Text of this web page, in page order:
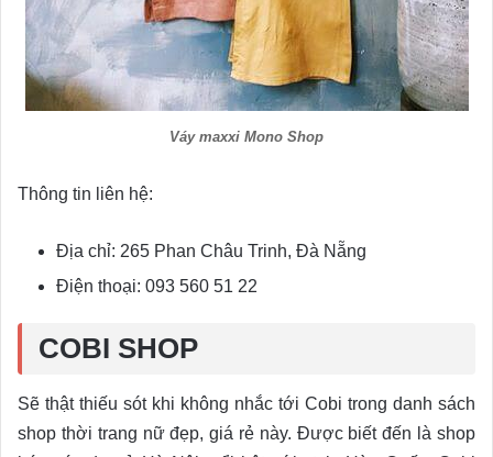
Váy maxxi Mono Shop
Thông tin liên hệ:
Địa chỉ: 265 Phan Châu Trinh, Đà Nẵng
Điện thoại: 093 560 51 22
COBI SHOP
Sẽ thật thiếu sót khi không nhắc tới Cobi trong danh sách
shop thời trang nữ đẹp, giá rẻ này. Được biết đến là shop